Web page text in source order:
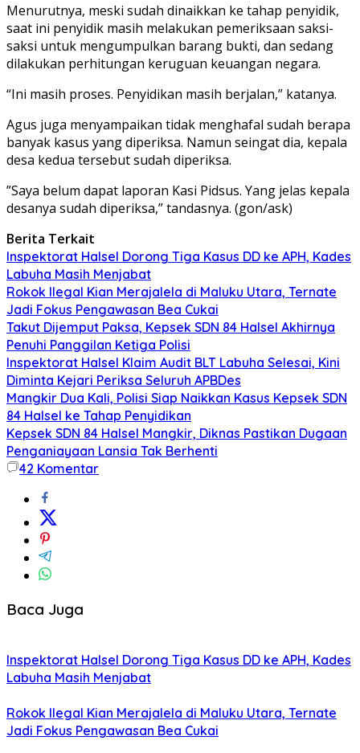
Menurutnya, meski sudah dinaikkan ke tahap penyidik,
saat ini penyidik masih melakukan pemeriksaan saksi-
saksi untuk mengumpulkan barang bukti, dan sedang
dilakukan perhitungan keruguan keuangan negara.
“Ini masih proses. Penyidikan masih berjalan,” katanya.
Agus juga menyampaikan tidak menghafal sudah berapa
banyak kasus yang diperiksa. Namun seingat dia, kepala
desa kedua tersebut sudah diperiksa.
”Saya belum dapat laporan Kasi Pidsus. Yang jelas kepala
desanya sudah diperiksa,” tandasnya. (gon/ask)
Berita Terkait
Inspektorat Halsel Dorong Tiga Kasus DD ke APH, Kades
Labuha Masih Menjabat
Rokok Ilegal Kian Merajalela di Maluku Utara, Ternate
Jadi Fokus Pengawasan Bea Cukai
Takut Dijemput Paksa, Kepsek SDN 84 Halsel Akhirnya
Penuhi Panggilan Ketiga Polisi
Inspektorat Halsel Klaim Audit BLT Labuha Selesai, Kini
Diminta Kejari Periksa Seluruh APBDes
Mangkir Dua Kali, Polisi Siap Naikkan Kasus Kepsek SDN
84 Halsel ke Tahap Penyidikan
Kepsek SDN 84 Halsel Mangkir, Diknas Pastikan Dugaan
Penganiayaan Lansia Tak Berhenti
42 Komentar
Baca Juga
Inspektorat Halsel Dorong Tiga Kasus DD ke APH, Kades
Labuha Masih Menjabat
Rokok Ilegal Kian Merajalela di Maluku Utara, Ternate
Jadi Fokus Pengawasan Bea Cukai